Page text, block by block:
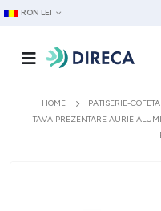
RON LEI
HOME PATISERIE-
TAVA PREZENTARE AURIE